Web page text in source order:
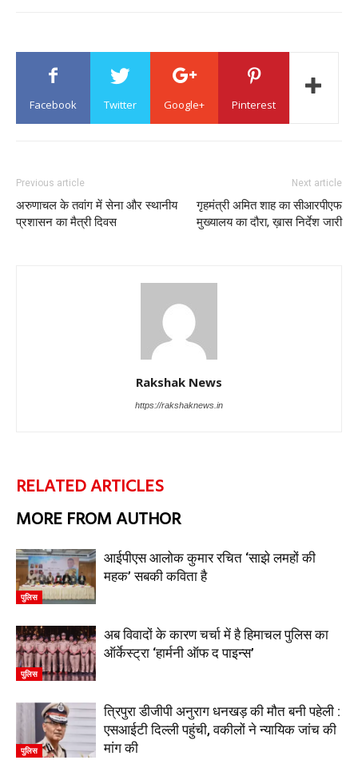
Facebook Twitter Google+ Pinterest
Previous article
अरुणाचल के तवांग में सेना और स्थानीय
प्रशासन का मैत्री दिवस
Next article
गृहमंत्री अमित शाह का सीआरपीएफ
मुख्यालय का दौरा, ख़ास निर्देश जारी
Rakshak News
https://rakshaknews.in
RELATED ARTICLES
MORE FROM AUTHOR
पुलिस
आईपीएस आलोक कुमार रचित ‘साझे लमहों की
महक’ सबकी कविता है
पुलिस
अब विवादों के कारण चर्चा में है हिमाचल पुलिस का
ऑर्केस्ट्रा ‘हार्मनी ऑफ द पाइन्स’
पुलिस
त्रिपुरा डीजीपी अनुराग धनखड़ की मौत बनी पहेली :
एसआईटी दिल्ली पहुंची, वकीलों ने न्यायिक जांच की
मांग की